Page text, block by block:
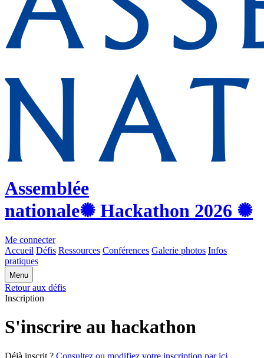
Assemblée
nationale✺ Hackathon 2026 ✺
Me connecter
Accueil Défis Ressources Conférences Galerie photos Infos
pratiques
Menu
Retour aux défis
Inscription
S'inscrire au hackathon
Déjà inscrit ? Consultez ou modifiez votre inscription par ici.